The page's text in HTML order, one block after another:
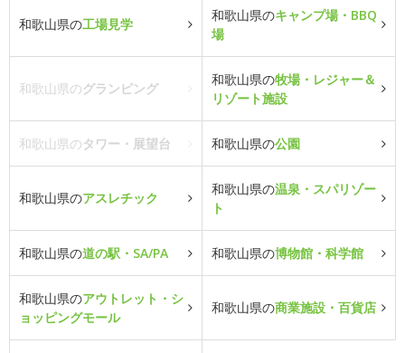
和歌山県の工場見学
和歌山県のキャンプ場・BBQ
場
和歌山県のグランピング
和歌山県の牧場・レジャー＆
リゾート施設
和歌山県のタワー・展望台 和歌山県の公園
和歌山県のアスレチック
和歌山県の温泉・スパリゾー
ト
和歌山県の道の駅・SA/PA 和歌山県の博物館・科学館
和歌山県のアウトレット・シ
ョッピングモール
和歌山県の商業施設・百貨店